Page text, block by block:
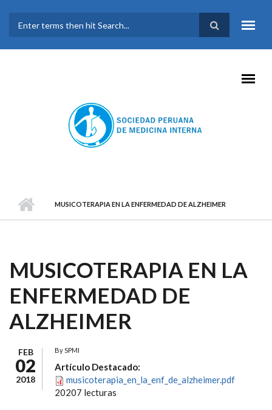
FORMULARIO DE
BÚSQUEDA
MUSICOTERAPIA EN LA ENFERMEDAD DE ALZHEIMER
MUSICOTERAPIA EN LA
ENFERMEDAD DE
ALZHEIMER
FEB
02
2018
BySPMI
Artículo Destacado:
musicoterapia_en_la_enf_de_alzheimer.pdf
20207 lecturas